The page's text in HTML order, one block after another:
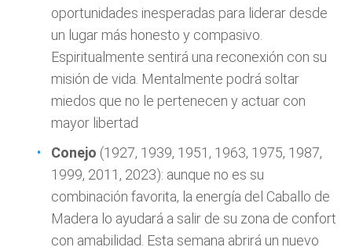
oportunidades inesperadas para liderar desde
un lugar más honesto y compasivo.
Espiritualmente sentirá una reconexión con su
misión de vida. Mentalmente podrá soltar
miedos que no le pertenecen y actuar con
mayor libertad
Conejo (1927, 1939, 1951, 1963, 1975, 1987,
1999, 2011, 2023): aunque no es su
combinación favorita, la energía del Caballo de
Madera lo ayudará a salir de su zona de confort
con amabilidad. Esta semana abrirá un nuevo